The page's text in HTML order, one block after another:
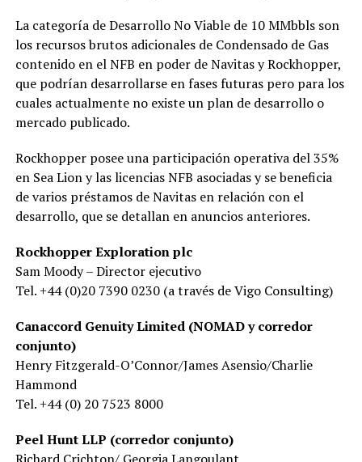
La categoría de Desarrollo No Viable de 10 MMbbls son
los recursos brutos adicionales de Condensado de Gas
contenido en el NFB en poder de Navitas y Rockhopper,
que podrían desarrollarse en fases futuras pero para los
cuales actualmente no existe un plan de desarrollo o
mercado publicado.
Rockhopper posee una participación operativa del 35%
en Sea Lion y las licencias NFB asociadas y se beneficia
de varios préstamos de Navitas en relación con el
desarrollo, que se detallan en anuncios anteriores.
Rockhopper Exploration plc
Sam Moody – Director ejecutivo
Tel. +44 (0)20 7390 0230 (a través de Vigo Consulting)
Canaccord Genuity Limited (NOMAD y corredor
conjunto)
Henry Fitzgerald-O’Connor/James Asensio/Charlie
Hammond
Tel. +44 (0) 20 7523 8000
Peel Hunt LLP (corredor conjunto)